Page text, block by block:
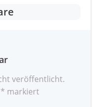
veröffentlicht.
* markiert